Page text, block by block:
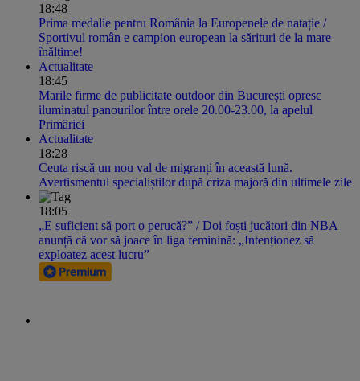
18:48
Prima medalie pentru România la Europenele de natație /
Sportivul român e campion european la sărituri de la mare
înălțime!
Actualitate
18:45
Marile firme de publicitate outdoor din București opresc
iluminatul panourilor între orele 20.00-23.00, la apelul
Primăriei
Actualitate
18:28
Ceuta riscă un nou val de migranți în această lună.
Avertismentul specialiștilor după criza majoră din ultimele zile
18:05
„E suficient să port o perucă?” / Doi foști jucători din NBA
anunță că vor să joace în liga feminină: „Intenționez să
exploatez acest lucru”